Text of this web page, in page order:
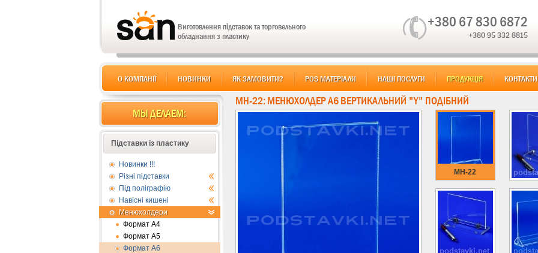
Виготовлення підставок та торговельного
обладнання з пластику
+380 67 830 6872
+380 95 332 8815
О КОМПАНІЇ НОВИНКИ ЯК ЗАМОВИТИ? POS МАТЕРІАЛИ НАШІ ПОСЛУГИ ПРОДУКЦІЯ КОНТАКТИ
МЫ ДЕЛАЕМ:
Підставки із пластику
Новинки !!!
Різні підставки
Під поліграфію
Навісні кишені
Менюхолдери
Формат А4
Формат А5
Формат А6
MH-22: МЕНЮХОЛДЕР А6 ВЕРТИКАЛЬНИЙ "Y" ПОДІБНИЙ
MH-22